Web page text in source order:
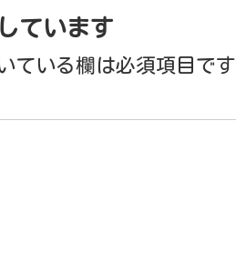
ています
ている欄は必須項目です